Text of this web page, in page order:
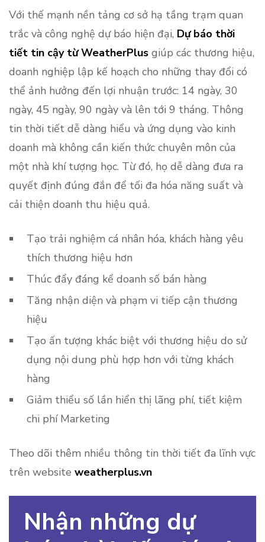
Với thế mạnh nền tảng cơ sở hạ tầng trạm quan
trắc và công nghệ dự báo hiện đại, Dự báo thời
tiết tin cậy từ WeatherPlus giúp các thương hiệu,
doanh nghiệp lập kế hoạch cho những thay đổi có
thể ảnh hưởng đến lợi nhuận trước: 14 ngày, 30
ngày, 45 ngày, 90 ngày và lên tới 9 tháng. Thông
tin thời tiết dễ dàng hiểu và ứng dụng vào kinh
doanh mà không cần kiến thức chuyên môn của
một nhà khí tượng học. Từ đó, họ dễ dàng đưa ra
quyết định đúng đắn để tối đa hóa năng suất và
cải thiện doanh thu hiệu quả.
Tạo trải nghiệm cá nhân hóa, khách hàng yêu
thích thương hiệu hơn
Thúc đẩy đáng kể doanh số bán hàng
Tăng nhận diện và phạm vi tiếp cận thương
hiệu
Tạo ấn tượng khác biệt với thương hiệu do sử
dụng nội dung phù hợp hơn với từng khách
hàng
Giảm thiểu số lần hiển thị lãng phí, tiết kiệm
chi phí Marketing
Theo dõi thêm nhiều thông tin thời tiết đa lĩnh vực
trên website weatherplus.vn
Nhận những dự